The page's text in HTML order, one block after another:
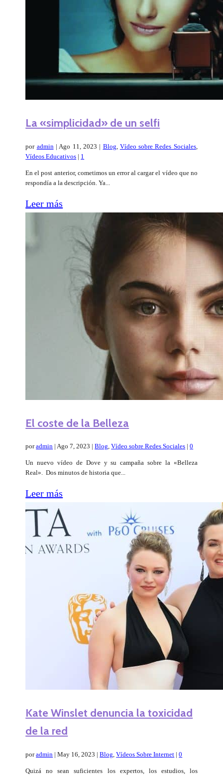
La «simplicidad» de un selfi
por admin | Ago 11, 2023 | Blog Vídeo sobre Redes Sociales,
Vídeos Educativos | 1
En el post anterior, cometimos un error al cargar el vídeo que no
respondía a la descripción. Ya...
Leer más
El coste de la Belleza
poradmin |Ago 7, 2023 |Blog,Vídeo sobre Redes Sociales |0
Un nuevo vídeo de Dove y su campaña sobre la «Belleza
Real». Dos minutos de historia que...
Leer más
Kate Winslet denuncia la toxicidad
de la red
poradmin |May 16, 2023 |Blog ,Vídeos Sobre Internet |0
Quizá no sean suficientes los expertos, los estudios, los